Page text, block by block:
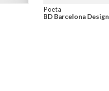
Poeta
BD Barcelona Design